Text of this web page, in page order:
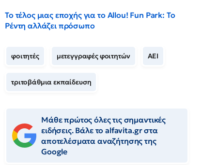
Το τέλος μιας εποχής για το Allou! Fun Park: Το
Ρέντη αλλάζει πρόσωπο
φοιτητές μετεγγραφές φοιτητών ΑΕΙ
τριτοβάθμια εκπαίδευση
Μάθε πρώτος όλες τις σημαντικές
ειδήσεις. Βάλε το alfavita.gr στα
αποτελέσματα αναζήτησης της
Google